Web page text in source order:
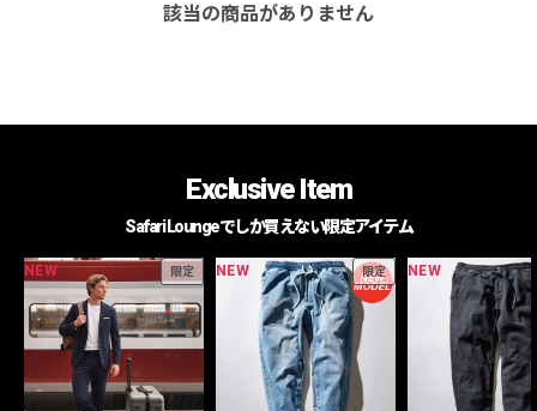
該当の商品がありません
Exclusive Item
Safari Loungeでしか買えない限定アイテム
NEW 限定 NEW 限定 NEW